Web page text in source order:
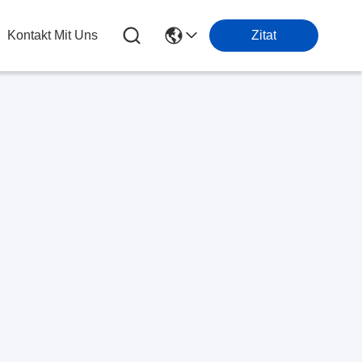
Kontakt Mit Uns Zitat